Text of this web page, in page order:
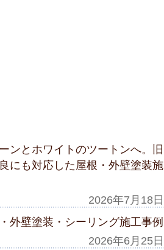
ンとホワイトのツートンへ。旧
にも対応した屋根・外壁塗装施
2026年7月18日
外壁塗装・シーリング施工事例
2026年6月25日